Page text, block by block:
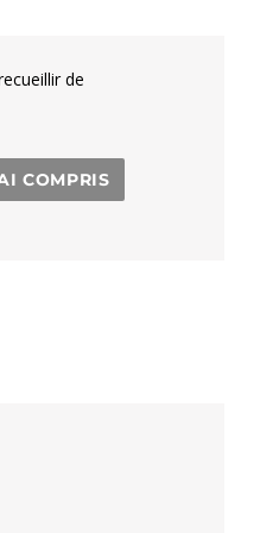
de
COMPRIS